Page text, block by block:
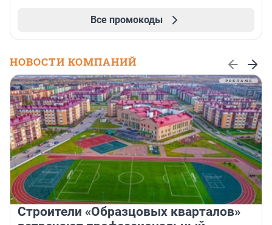
Все промокоды
НОВОСТИ КОМПАНИЙ
Строители «Образцовых кварталов»